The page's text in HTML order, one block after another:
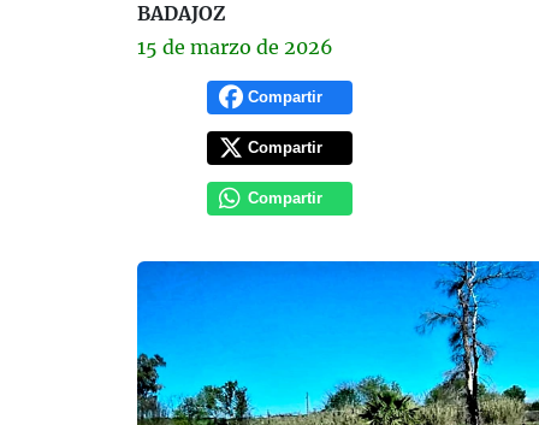
BADAJOZ
15 de marzo de 2026
Compartir
Compartir
Compartir